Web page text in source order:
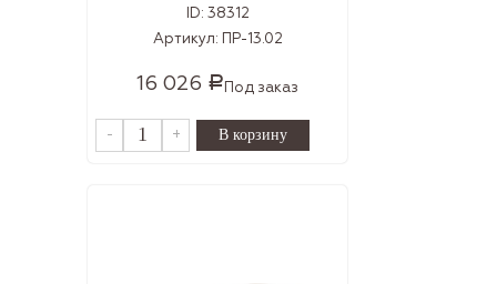
ID: 38312
Артикул: ПР-13.02
16 026 Р Под заказ
- +